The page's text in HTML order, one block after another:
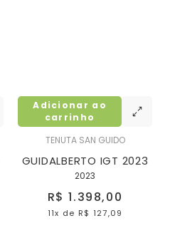
TENUTA SAN GUIDO
GUIDALBERTO IGT 2023
2023
R$ 1.398,00
11x de R$ 127,09
Adicionar ao
carrinho